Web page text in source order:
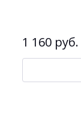
1 160 руб.